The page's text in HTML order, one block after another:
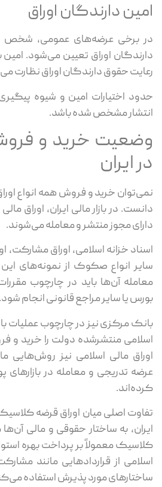
امین دارندگان اوراق
در برخی عرضه‌های عمومی، شخص
دارندگان اوراق تعیین می‌شود. امین
رعایت حقوق دارندگان اوراق نظارت
حدود اختیارات امین و شیوه
انتشار مشخص شده باشد.
وضعیت خرید و
در ایران
نمی‌توان خرید و فروش همه انواع
دانست. در بازار مالی ایران، اوراق
دارای مجوز منتشر و معامله می‌شوند.
اسناد خزانه اسلامی، اوراق مشارکت،
سایر انواع صکوک از نمونه‌های این
معامله آن‌ها باید در چارچوب
بورس یا سایر مراجع قانونی انجام شود.
بانک مرکزی نیز در چارچوب عملیات
اسلامی منتشرشده دولت را خرید و
اوراق مالی اسلامی نیز روش‌هایی
عرضه تدریجی و معامله در بازارهای
کرده‌اند.
تفاوت اصلی میان اوراق قرضه
ایران، به ساختار حقوقی و مالی
کلاسیک معمولاً بر پرداخت بهره
اسلامی از قراردادهایی مانند
ساختارهای مورد پذیرش استفاده